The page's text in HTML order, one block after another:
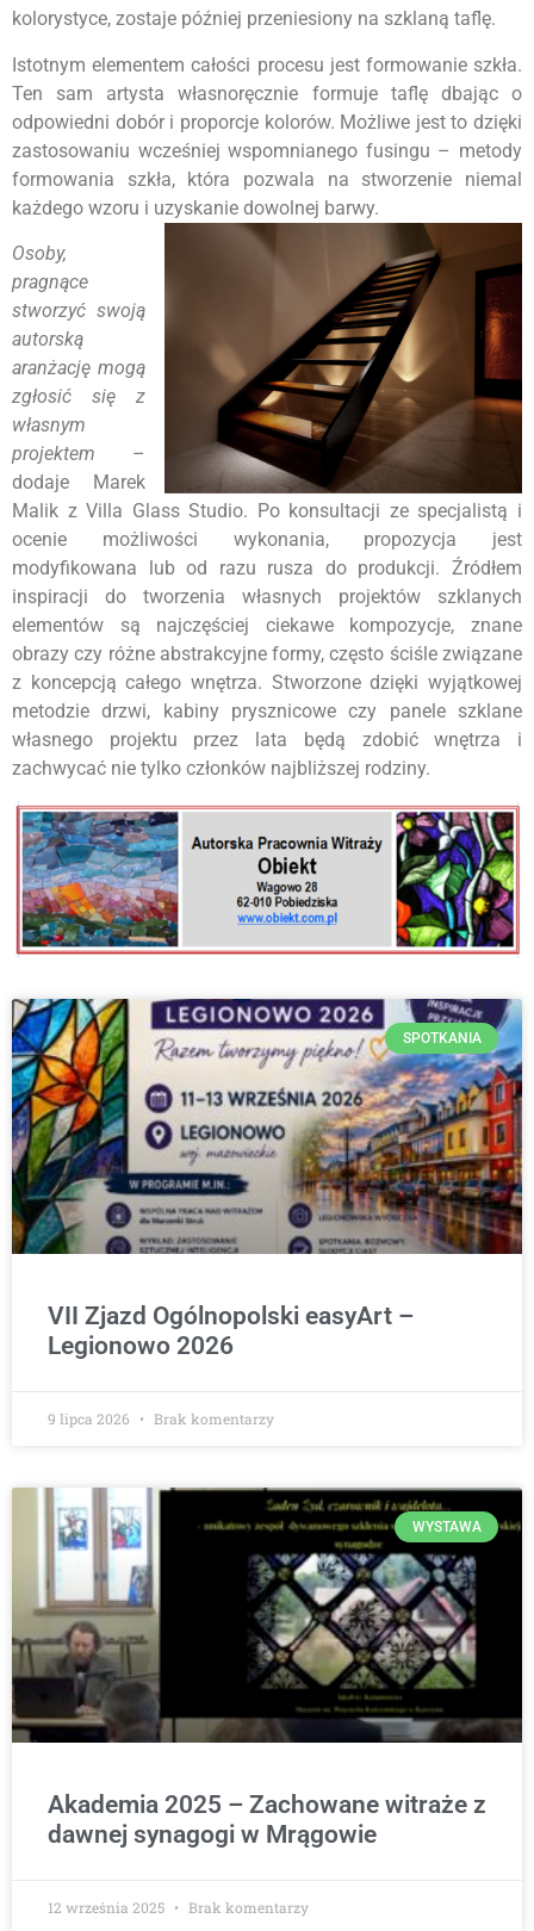
kolorystyce, zostaje później przeniesiony na szklaną taflę.
Istotnym elementem całości procesu jest formowanie szkła.
Ten sam artysta własnoręcznie formuje taflę dbając o
odpowiedni dobór i proporcje kolorów. Możliwe jest to dzięki
zastosowaniu wcześniej wspomnianego fusingu – metody
formowania szkła, która pozwala na stworzenie niemal
każdego wzoru i uzyskanie dowolnej barwy.
Osoby,
pragnące
stworzyć swoją
autorską
aranżację mogą
zgłosić się z
własnym
projektem –
dodaje Marek
Malik z Villa Glass Studio. Po konsultacji ze specjalistą i
ocenie możliwości wykonania, propozycja jest
modyfikowana lub od razu rusza do produkcji. Źródłem
inspiracji do tworzenia własnych projektów szklanych
elementów są najczęściej ciekawe kompozycje, znane
obrazy czy różne abstrakcyjne formy, często ściśle związane
z koncepcją całego wnętrza. Stworzone dzięki wyjątkowej
metodzie drzwi, kabiny prysznicowe czy panele szklane
własnego projektu przez lata będą zdobić wnętrza i
zachwycać nie tylko członków najbliższej rodziny.
SPOTKANIA
VII Zjazd Ogólnopolski easyArt –
Legionowo 2026
9 lipca 2026 Brak komentarzy
WYSTAWA
Akademia 2025 – Zachowane witraże z
dawnej synagogi w Mrągowie
12 września 2025 Brak komentarzy